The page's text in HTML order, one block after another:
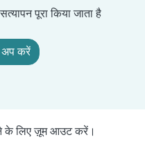
पूरा किया जाता है
अप करें
के लिए ज़ूम आउट करें।